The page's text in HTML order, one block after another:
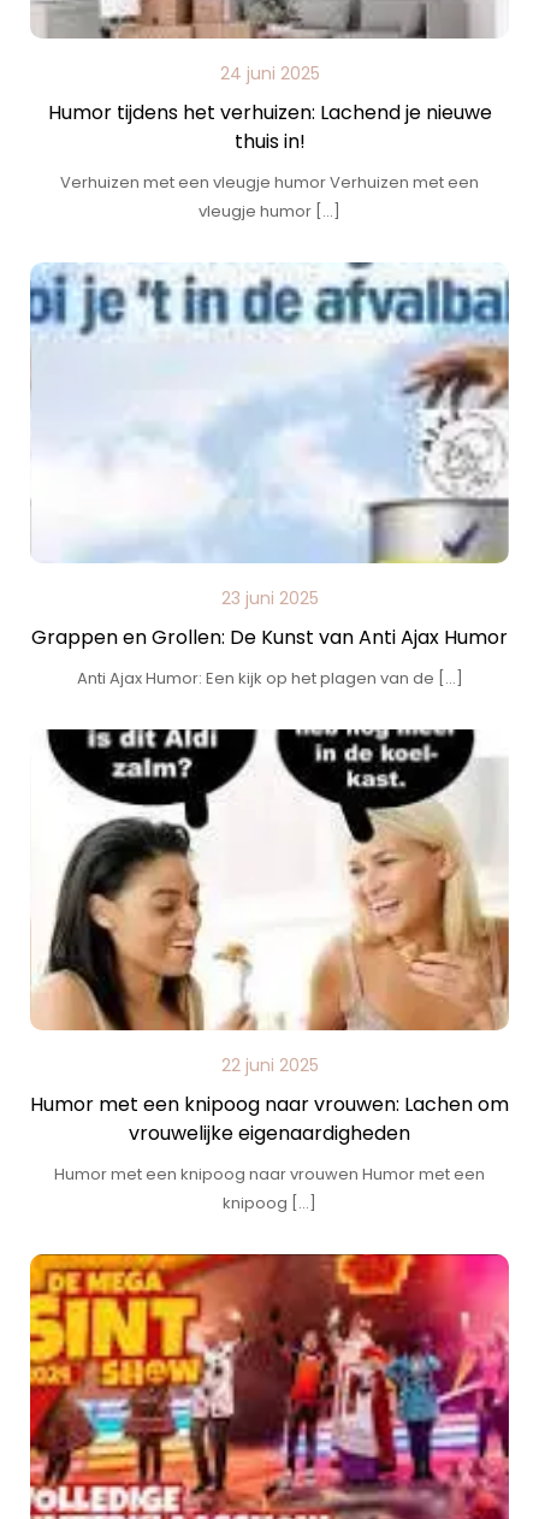
24 juni 2025
Humor tijdens het verhuizen: Lachend je nieuwe
thuis in!
Verhuizen met een vleugje humor Verhuizen met een
vleugje humor […]
23 juni 2025
Grappen en Grollen: De Kunst van Anti Ajax Humor
Anti Ajax Humor: Een kijk op het plagen van de […]
22 juni 2025
Humor met een knipoog naar vrouwen: Lachen om
vrouwelijke eigenaardigheden
Humor met een knipoog naar vrouwen Humor met een
knipoog […]